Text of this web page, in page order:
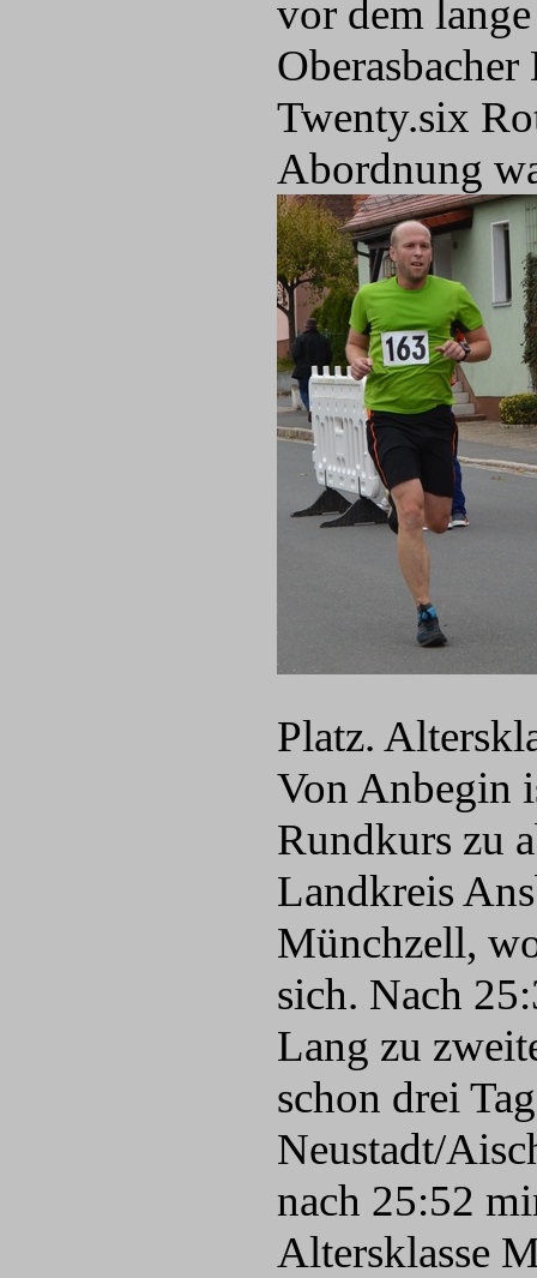
vor dem
Twenty.six
Abordnung
Platz.
Von Anbegin
Rundkurs zu
Landkreis
Münchzell,
sich. Nach
Lang zu
schon drei
Neustadt/
nach 25:52
Altersklasse